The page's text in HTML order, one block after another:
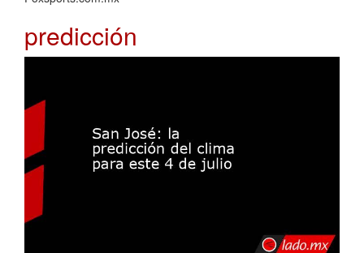
predicción